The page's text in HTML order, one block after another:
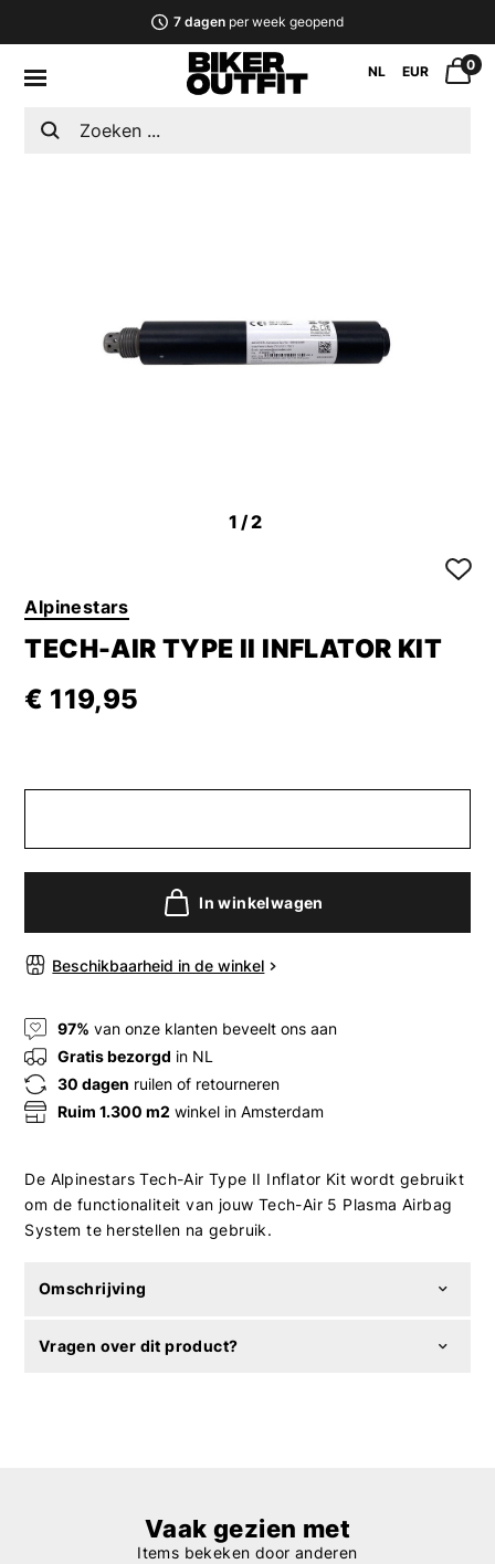
7 dagenper week geopend
NL EUR 0
1/2
Alpinestars
TECH-AIR TYPE II INFLATOR KIT
€ 119,95
In winkelwagen
Beschikbaarheid in de winkel
97% van onze klanten beveelt ons aan
Gratis bezorgd in NL
30 dagen ruilen of retourneren
Ruim 1.300 m2 winkel in Amsterdam
De Alpinestars Tech-Air Type II Inflator Kit wordt gebruikt
om de functionaliteit van jouw Tech-Air 5 Plasma Airbag
System te herstellen na gebruik.
Omschrijving
Vragen over dit product?
Vaak gezien met
Items bekeken door anderen